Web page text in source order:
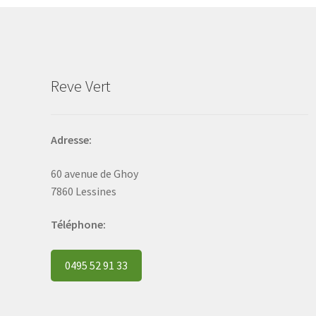
Reve Vert
Adresse:
60 avenue de Ghoy
7860 Lessines
Téléphone:
0495 52 91 33